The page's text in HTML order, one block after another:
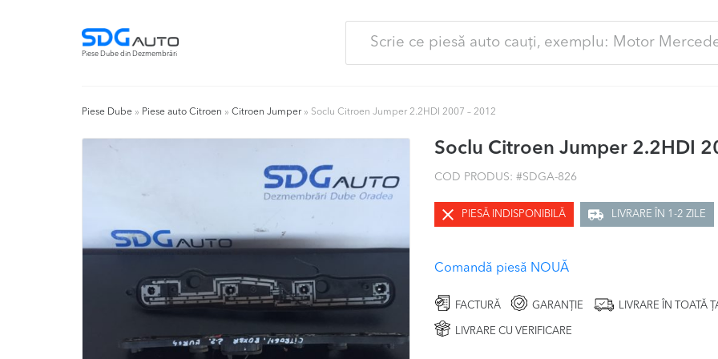
Piese Dube din Dezmembrări
Piese Dube » Piese auto Citroen » Citroen Jumper» Soclu Citroen Jumper 2.2HDI 2007 – 2012
Soclu Citroen Jumper 2.2HDI
COD PRODUS: #SDGA-826
PIESĂ INDISPONIBILĂ LIVRARE ÎN 1-2 ZILE
Comandă piesă NOUĂ
FACTURĂ GARANȚIE LIVRARE ÎN TOATĂ
LIVRARE CU VERIFICARE